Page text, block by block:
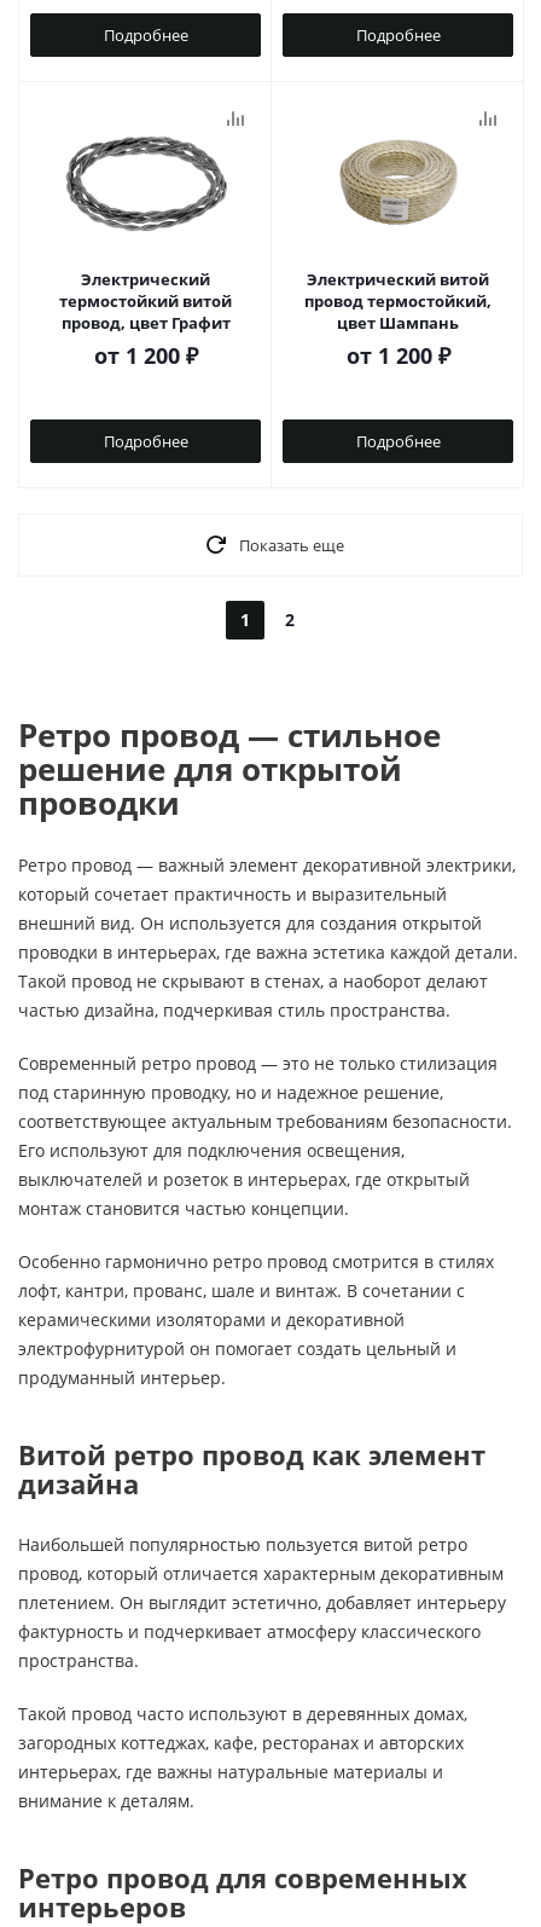
Подробнее Подробнее
Электрический
термостойкий витой
провод, цвет Графит
от 1 200 ₽
Подробнее
Электрический витой
провод термостойкий,
цвет Шампань
от 1 200 ₽
Подробнее
Показать еще
1 2
Ретро провод — стильное
решение для открытой
проводки
Ретро провод — важный элемент декоративной электрики,
который сочетает практичность и выразительный
внешний вид. Он используется для создания открытой
проводки в интерьерах, где важна эстетика каждой детали.
Такой провод не скрывают в стенах, а наоборот делают
частью дизайна, подчеркивая стиль пространства.
Современный ретро провод — это не только стилизация
под старинную проводку, но и надежное решение,
соответствующее актуальным требованиям безопасности.
Его используют для подключения освещения,
выключателей и розеток в интерьерах, где открытый
монтаж становится частью концепции.
Особенно гармонично ретро провод смотрится в стилях
лофт, кантри, прованс, шале и винтаж. В сочетании с
керамическими изоляторами и декоративной
электрофурнитурой он помогает создать цельный и
продуманный интерьер.
Витой ретро провод как элемент
дизайна
Наибольшей популярностью пользуется витой ретро
провод, который отличается характерным декоративным
плетением. Он выглядит эстетично, добавляет интерьеру
фактурность и подчеркивает атмосферу классического
пространства.
Такой провод часто используют в деревянных домах,
загородных коттеджах, кафе, ресторанах и авторских
интерьерах, где важны натуральные материалы и
внимание к деталям.
Ретро провод для современных
интерьеров